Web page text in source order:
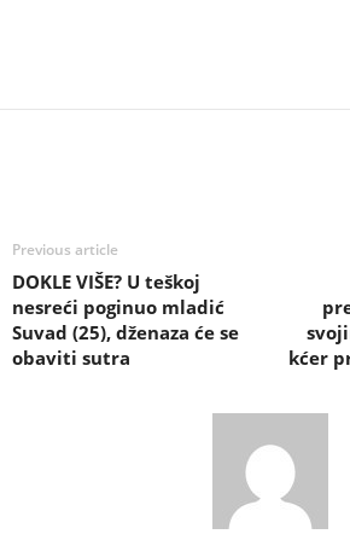
Previous article
DOKLE VIŠE? U teškoj
nesreći poginuo mladić
Suvad (25), dženaza će se
obaviti sutra
kćer